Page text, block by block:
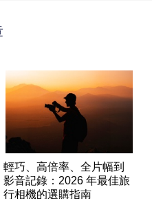
輕巧、高倍率、全片幅到
影音記錄：2026 年最佳旅
行相機的選購指南